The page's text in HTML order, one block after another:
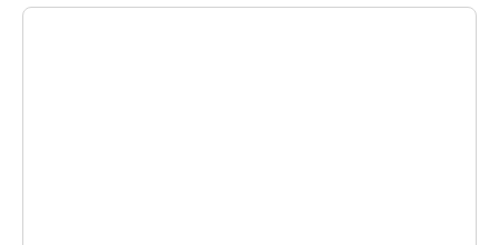
Comentário